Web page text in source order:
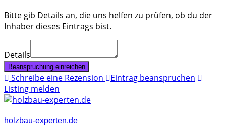
Bitte gib Details an, die uns helfen zu prüfen, ob du der
Inhaber dieses Eintrags bist.
Details
Beanspruchung einreichen
Schreibe eine Rezension
Eintrag beanspruchen
Listing melden
holzbau-experten.de